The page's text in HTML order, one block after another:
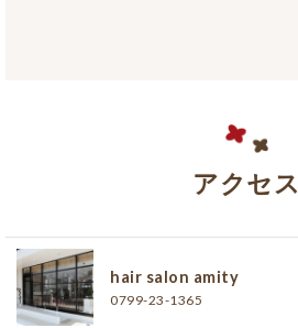
アクセス
hair salon amity
0799-23-1365